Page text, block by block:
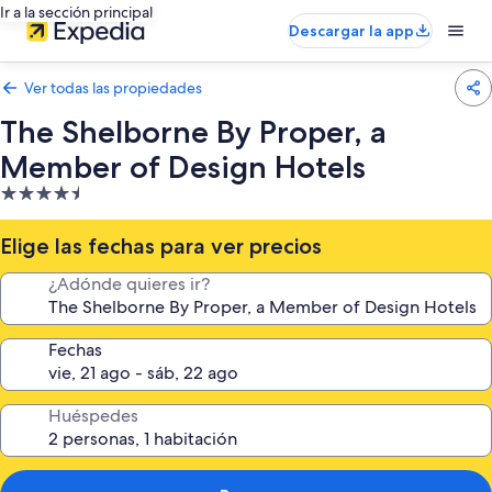
Ir a la sección principal
Descargar la app
Ver todas las propiedades
The Shelborne By Proper, a
Member of Design Hotels
Propiedad
de
4.5
estrellas
Elige las fechas para ver precios
¿Adónde quieres ir?
Fechas
Huéspedes